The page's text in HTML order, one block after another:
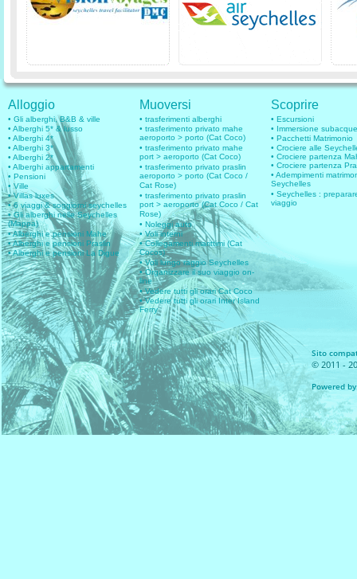
Alloggio
• Gli alberghi, B&B & ville
• Alberghi 5* & lusso
• Alberghi 4*
• Alberghi 3*
• Alberghi 2*
• Alberghi appartamenti
• Pensioni
• Ville
• Villas luxes
• 6 viaggi & soggiorni seychelles
• Gli alberghi nelle Seychelles
(Mappa)
• Alberghi e pensioni Mahe
• Alberghi e pensioni Praslin
• Alberghi e pensioni La Digue
Muoversi
• trasferimenti alberghi
• trasferimento privato mahe
aeroporto > porto (Cat Coco)
• trasferimento privato mahe
port > aeroporto (Cat Coco)
• trasferimento privato praslin
aeroporto > porto (Cat Coco /
Cat Rose)
• trasferimento privato praslin
port > aeroporto (Cat Coco / Cat
Rose)
• Noleggi auto
• Voli interni
• Collegamenti marittimi (Cat
Cocos)
• Voli lungo raggio Seychelles
• Organizzare il suo viaggio on-
line
• Vedere tutti gli orari Cat Coco
• Vedere tutti gli orari Inter Island
Ferry
Scoprire
• Escursioni
• Immersione
• Pacchetti Matrimonio
• Crociere alle
• Crociere partenza
• Crociere partenza
• Adempimenti
Seychelles
• Seychelles :
viaggio
Sito
© 2011 -
Powered by